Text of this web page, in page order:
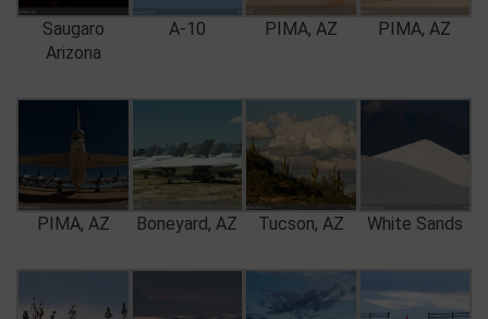
Saugaro
Arizona
A-10 PIMA, AZ PIMA, AZ
PIMA, AZ Boneyard, AZ Tucson, AZ White Sands